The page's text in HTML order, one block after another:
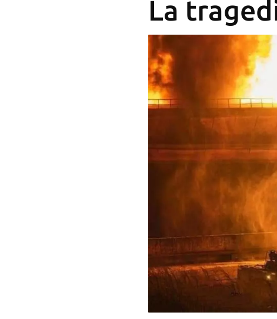
La